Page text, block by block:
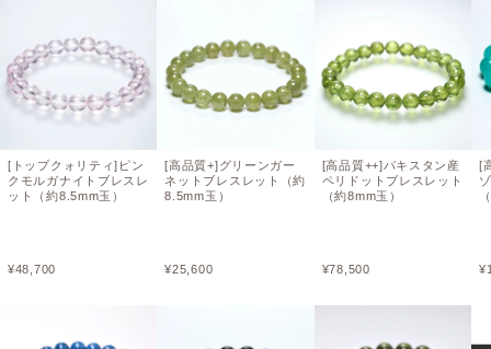
[トップクォリティ]ピン
クモルガナイトブレスレ
ット（約8.5mm玉）
¥48,700
[高品質+]グリーンガー
ネットブレスレット（約
8.5mm玉）
¥25,600
[高品質++]パキスタン産
ペリドットブレスレット
（約8mm玉）
¥78,500
[
¥